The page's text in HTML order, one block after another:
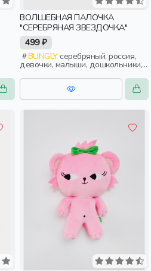
ВОЛШЕБНАЯ ПАЛОЧКА
"СЕРЕБРЯНАЯ ЗВЕЗДОЧКА"
499 ₽
BUNGLYсеребряный, россия,
девочки, малыши, дошкольники,